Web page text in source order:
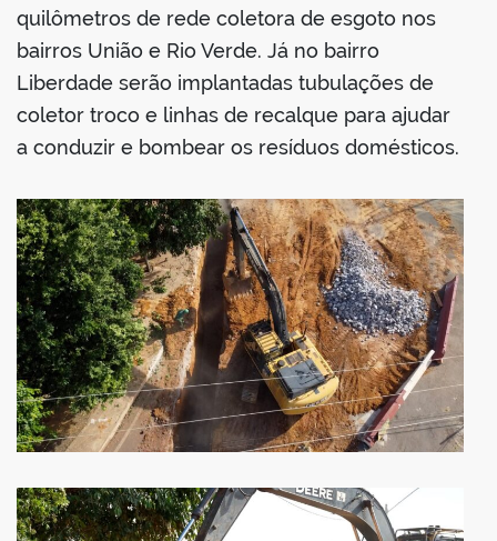
quilômetros de rede coletora de esgoto nos
bairros União e Rio Verde. Já no bairro
Liberdade serão implantadas tubulações de
coletor troco e linhas de recalque para ajudar
a conduzir e bombear os resíduos domésticos.